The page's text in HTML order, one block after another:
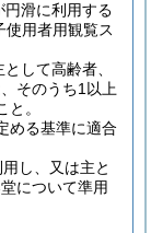
滑に利用する
使用者用観覧ス
して高齢者、
そのうち1以上
。
める基準に適合
し、又は主と
について準用